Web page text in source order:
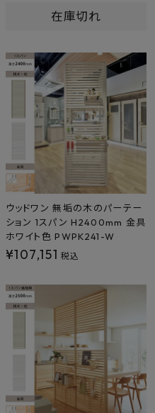
在庫切れ
ウッドワン 無垢の木のパーテー
ション 1スパン H2400mm 金具
ホワイト色 PWPK241-W
¥107,151 税込